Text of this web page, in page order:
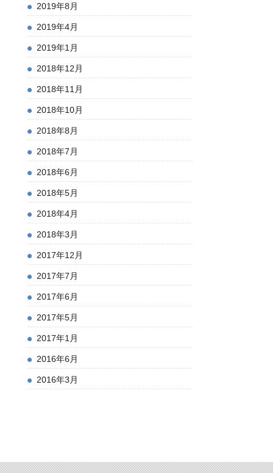
2019年8月
2019年4月
2019年1月
2018年12月
2018年11月
2018年10月
2018年8月
2018年7月
2018年6月
2018年5月
2018年4月
2018年3月
2017年12月
2017年7月
2017年6月
2017年5月
2017年1月
2016年6月
2016年3月